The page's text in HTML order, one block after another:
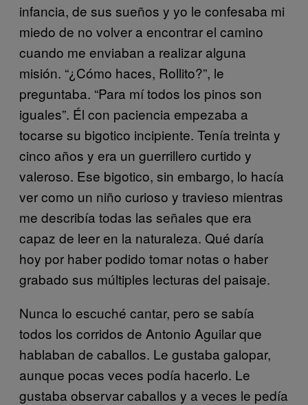
infancia, de sus sueños y yo le confesaba mi
miedo de no volver a encontrar el camino
cuando me enviaban a realizar alguna
misión. “¿Cómo haces, Rollito?”, le
preguntaba. “Para mí todos los pinos son
iguales”. Él con paciencia empezaba a
tocarse su bigotico incipiente. Tenía treinta y
cinco años y era un guerrillero curtido y
valeroso. Ese bigotico, sin embargo, lo hacía
ver como un niño curioso y travieso mientras
me describía todas las señales que era
capaz de leer en la naturaleza. Qué daría
hoy por haber podido tomar notas o haber
grabado sus múltiples lecturas del paisaje.
Nunca lo escuché cantar, pero se sabía
todos los corridos de Antonio Aguilar que
hablaban de caballos. Le gustaba galopar,
aunque pocas veces podía hacerlo. Le
gustaba observar caballos y a veces le pedía